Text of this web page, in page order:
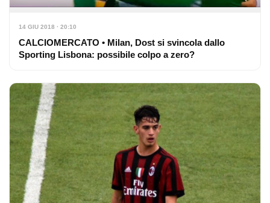
14 GIU 2018 · 20:10
CALCIOMERCATO • Milan, Dost si svincola dallo
Sporting Lisbona: possibile colpo a zero?